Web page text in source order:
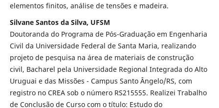
elementos finitos, análise de tensões e madeira.
Silvane Santos da Silva, UFSM
Doutoranda do Programa de Pós-Graduação em Engenharia
Civil da Universidade Federal de Santa Maria, realizando
projeto de pesquisa na área de materiais de construção
civil, Bacharel pela Universidade Regional Integrada do Alto
Uruguai e das Missões - Campus Santo Ângelo/RS, com
registro no CREA sob o número RS215555. Realizei Trabalho
de Conclusão de Curso com o título: Estudo do